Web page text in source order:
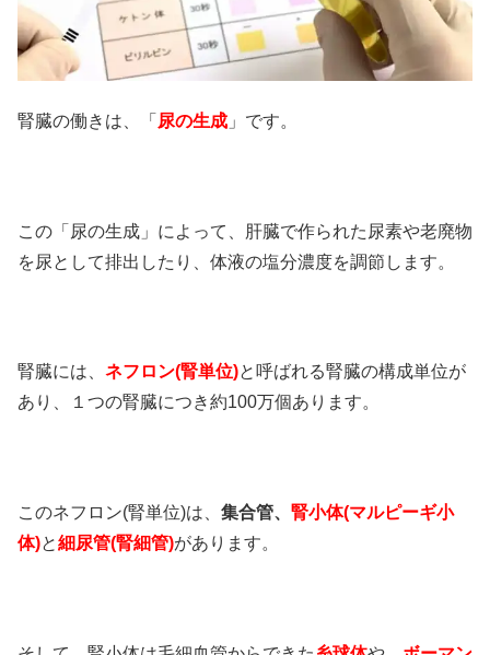
腎臓の働きは、「 尿の生成 」です。
この「尿の生成」によって、
肝臓で作られた尿素や老廃物
を尿として排出したり、体液の塩分濃度を調節します。
腎臓には、 ネフロン(腎単位)と呼ばれる腎臓の構成単位が
あり、１つの腎臓につき約100万個あります。
このネフロン(腎単位)は、 集合管、 腎小体(マルピーギ小
体)と細尿管(腎細管)があります。